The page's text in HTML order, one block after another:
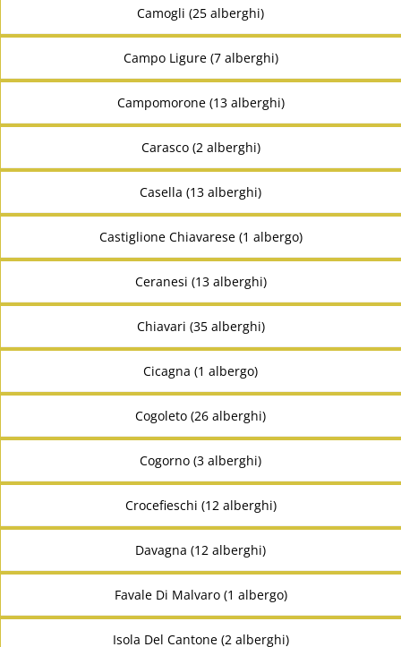
Camogli (25 alberghi)
Campo Ligure (7 alberghi)
Campomorone (13 alberghi)
Carasco (2 alberghi)
Casella (13 alberghi)
Castiglione Chiavarese (1 albergo)
Ceranesi (13 alberghi)
Chiavari (35 alberghi)
Cicagna (1 albergo)
Cogoleto (26 alberghi)
Cogorno (3 alberghi)
Crocefieschi (12 alberghi)
Davagna (12 alberghi)
Favale Di Malvaro (1 albergo)
Isola Del Cantone (2 alberghi)